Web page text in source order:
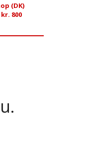
(DK)
800